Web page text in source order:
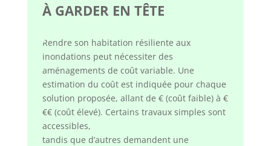
À GARDER EN TÊTE
Rendre son habitation résiliente aux
inondations peut nécessiter des
aménagements de coût variable. Une
estimation du coût est indiquée pour chaque
solution proposée, allant de € (coût faible) à €
€€ (coût élevé). Certains travaux simples sont
accessibles,
tandis que d’autres demandent une